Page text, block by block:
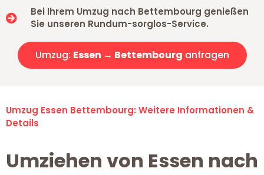
Bei Ihrem Umzug nach Bettembourg genießen
Sie unseren Rundum-sorglos-Service.
Umzug: Essen → Bettembourg anfragen
Umzug Essen Bettembourg: Weitere Informationen &
Details
Umziehen von Essen nach